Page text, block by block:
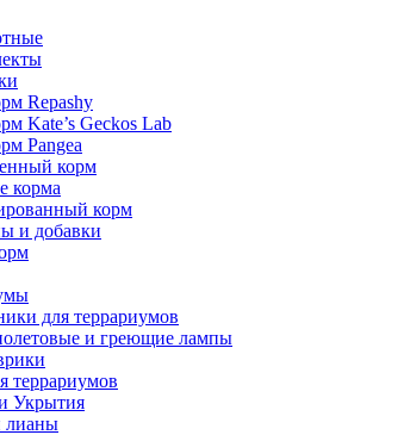
Repashy
Kate’s Geckos Lab
Pangea
корм
корма
корм
и добавки
для террариумов
и греющие лампы
террариумов
Укрытия
лианы